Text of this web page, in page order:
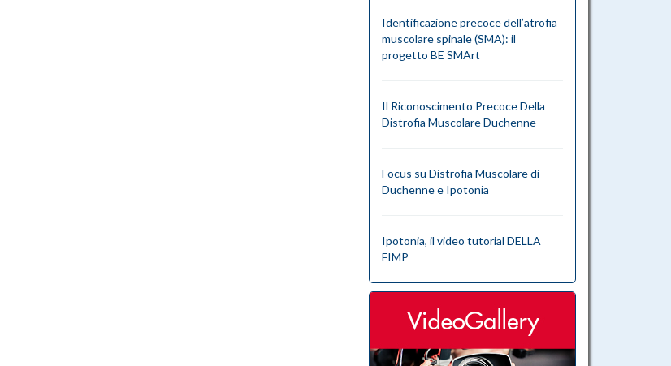
Identificazione precoce dell’atrofia
muscolare spinale (SMA): il
progetto BE SMArt
Il Riconoscimento Precoce Della
Distrofia Muscolare Duchenne
Focus su Distrofia Muscolare di
Duchenne e Ipotonia
Ipotonia, il video tutorial DELLA
FIMP